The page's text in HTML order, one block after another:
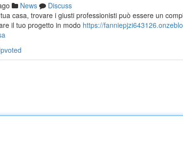
News
Discuss
casa, trovare i giusti professionisti può essere un
il tuo progetto in modo https://